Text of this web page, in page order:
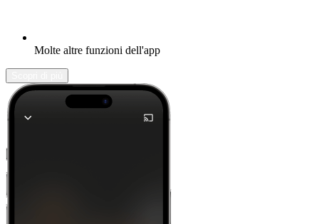
Molte altre funzioni dell'app